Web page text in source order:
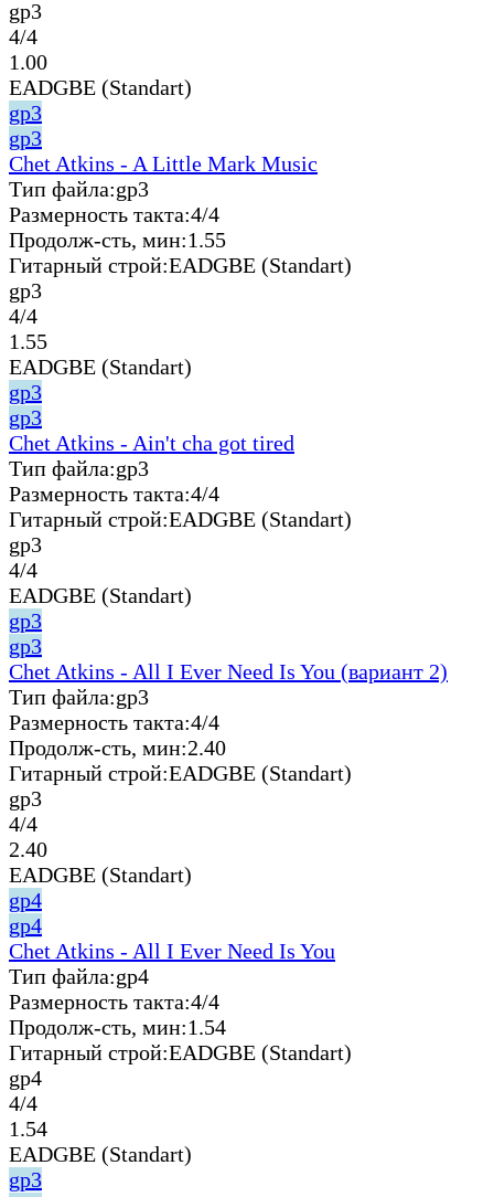
gp3
4/4
1.00
EADGBE (Standart)
gp3
gp3
Chet Atkins - A Little Mark Music
Тип файла:gp3
Размерность такта:4/4
Продолж-сть, мин:1.55
Гитарный строй:EADGBE (Standart)
gp3
4/4
1.55
EADGBE (Standart)
gp3
gp3
Chet Atkins - Ain't cha got tired
Тип файла:gp3
Размерность такта:4/4
Гитарный строй:EADGBE (Standart)
gp3
4/4
EADGBE (Standart)
gp3
gp3
Chet Atkins - All I Ever Need Is You (вариант 2)
Тип файла:gp3
Размерность такта:4/4
Продолж-сть, мин:2.40
Гитарный строй:EADGBE (Standart)
gp3
4/4
2.40
EADGBE (Standart)
gp4
gp4
Chet Atkins - All I Ever Need Is You
Тип файла:gp4
Размерность такта:4/4
Продолж-сть, мин:1.54
Гитарный строй:EADGBE (Standart)
gp4
4/4
1.54
EADGBE (Standart)
gp3